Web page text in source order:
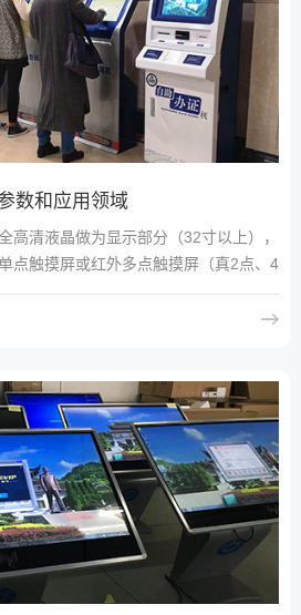
数和应用领域
高清液晶做为显示部分（32寸以上），
点触摸屏或红外多点触摸屏（真2点、4
点）为触摸介质，